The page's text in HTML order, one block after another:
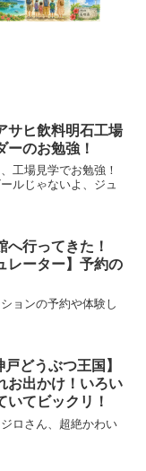
サヒ飲料明石工場
ーのお勉強！
工場見学でお勉強！
ルじゃないよ、ジュ
へ行ってきた！
レーター】予約の
ョンの予約や体験し
戸どうぶつ王国】
お出かけ！いろい
いてビックリ！
ロさん、超絶かわい